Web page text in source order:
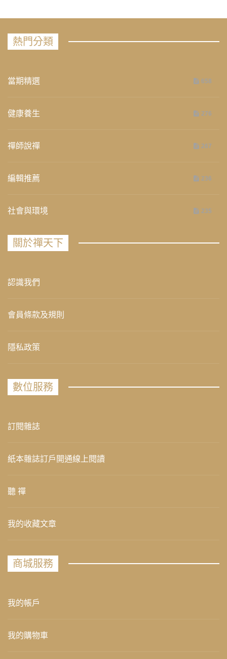
熱門分類
當期精選 658
健康養生 276
禪師說禪 267
編輯推薦 236
社會與環境 235
關於禪天下
認識我們
會員條款及規則
隱私政策
數位服務
訂閱雜誌
紙本雜誌訂戶開通線上閱讀
聽 禪
我的收藏文章
商城服務
我的帳戶
我的購物車